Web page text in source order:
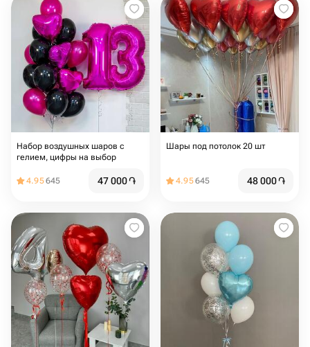
Набор воздушных шаров с
гелием, цифры на выбор
4.95645 47 000֏
Шары под потолок 20 шт
4.95645 48 000֏